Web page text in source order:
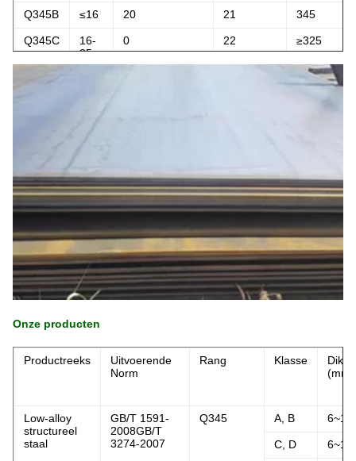
Q345B ≤16 20 21 345
Q345C
16-
35
0 22 ≥325
≥295
50-
Onze producten
Productreeks
Uitvoerende
Norm
Rang Klasse
Dikte
(mm)
Low-alloy
structureel
staal
GB/T 1591-
2008GB/T
3274-2007
Q345 A, B
C, D